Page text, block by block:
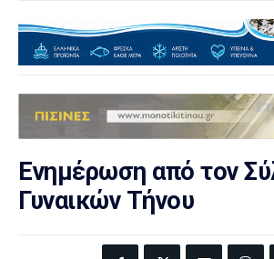
Ενημέρωση από τον
Γυναικών Τήνου